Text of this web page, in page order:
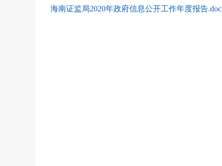
海南证监局2020年政府信息公开工作年度报告.doc